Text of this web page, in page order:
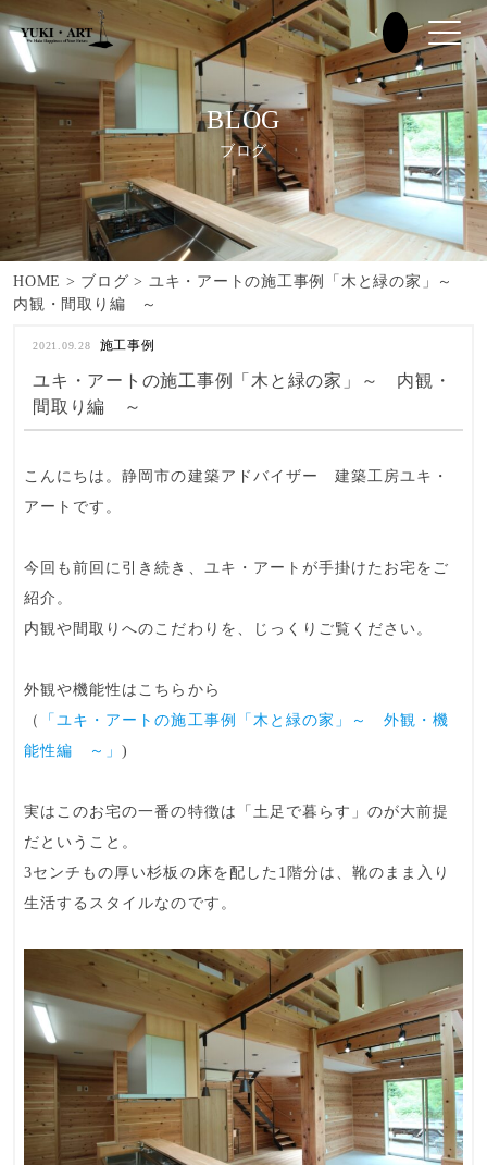
BLOG
ブログ
HOME > ブログ > ユキ・アートの施工事例「木と緑の家」～
内観・間取り編 ～
ユキ・アートの施工事例「木と緑の家」～ 内観・
間取り編 ～
2021.09.28 施工事例
こんにちは。静岡市の建築アドバイザー 建築工房ユキ・
アートです。
今回も前回に引き続き、ユキ・アートが手掛けたお宅をご
紹介。
内観や間取りへのこだわりを、じっくりご覧ください。
外観や機能性はこちらから
（
「ユキ・アートの施工事例「木と緑の家」～ 外観・機
能性編 ～」)
実はこのお宅の一番の特徴は「土足で暮らす」のが大前提
だということ。
3センチもの厚い杉板の床を配した1階分は、靴のまま入り
生活するスタイルなのです。